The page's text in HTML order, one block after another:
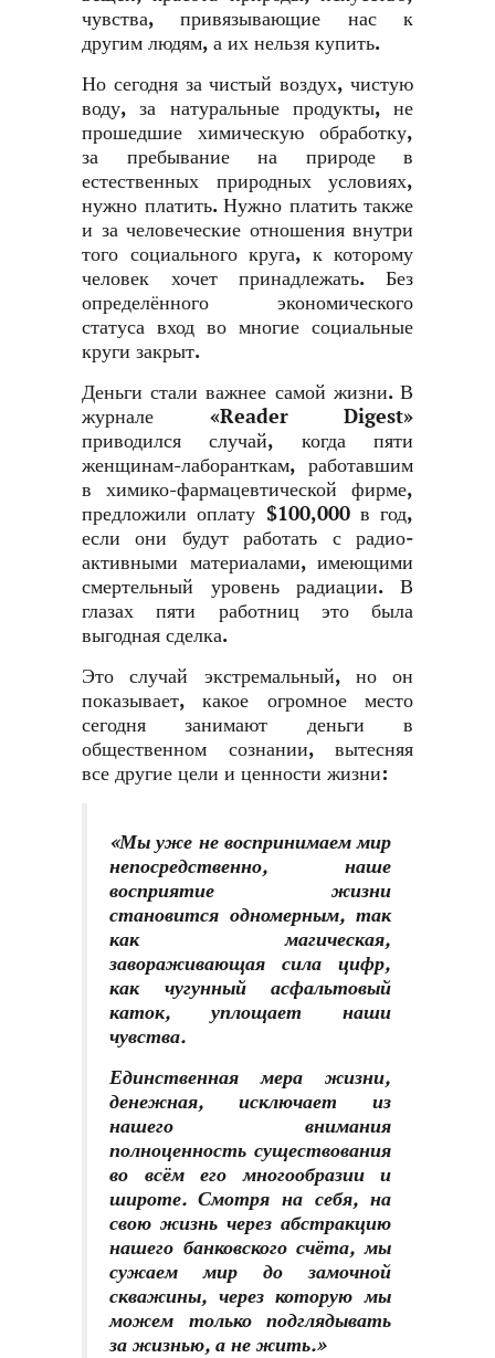
чувства, привязывающие нас к
другим людям, а их нельзя купить.
Но сегодня за чистый воздух, чистую
воду, за натуральные продукты, не
прошедшие химическую обработку,
за пребывание на природе в
естественных природных условиях,
нужно платить. Нужно платить также
и за человеческие отношения внутри
того социального круга, к которому
человек хочет принадлежать. Без
определённого экономического
статуса вход во многие социальные
круги закрыт.
Деньги стали важнее самой жизни. В
журнале «Reader Digest»
приводился случай, когда пяти
женщинам-лаборанткам, работавшим
в химико-фармацевтической фирме,
предложили оплату $100,000 в год,
если они будут работать с радио­
активными материалами, имеющими
смертельный уровень радиации. В
глазах пяти работниц это была
выгодная сделка.
Это случай экстремальный, но он
показывает, какое огромное место
сегодня занимают деньги в
общественном сознании, вытесняя
все другие цели и ценности жизни:
«Мы уже не воспринимаем мир
непосредственно, наше
восприятие жизни
становится одномерным, так
как магическая,
завораживающая сила цифр,
как чугунный асфальтовый
каток, уплощает наши
чувства.
Единственная мера жизни,
денежная, исключает из
нашего внимания
полноценность существования
во всём его многообразии и
широте. Смотря на себя, на
свою жизнь через абстракцию
нашего банковского счёта, мы
сужаем мир до замочной
скважины, через которую мы
можем только подглядывать
за жизнью, а не жить.»